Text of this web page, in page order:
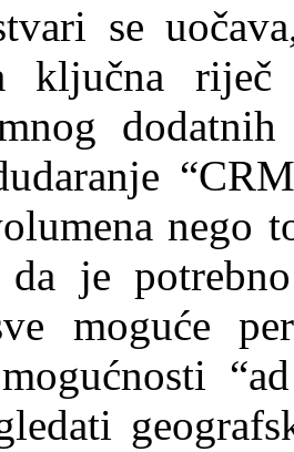
se
ključna
nego
je
moguće